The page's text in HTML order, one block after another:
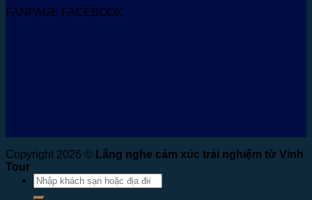
FANPAGE FACEBOOK
Copyright 2026 © Lắng nghe cảm xúc trải nghiệm từ Vinh
Tour
Tìm
kiếm: